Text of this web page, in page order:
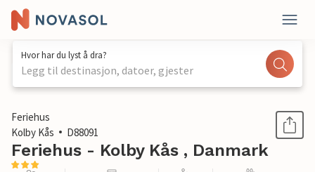
Hvor har du lyst å dra?
Legg til destinasjon, datoer, gjester
1 / 14
Feriehus
Kolby Kås
D88091
Feriehus - Kolby Kås , Danmark